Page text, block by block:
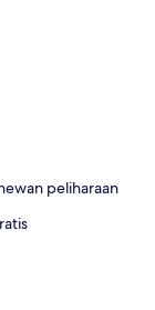
peliharaan